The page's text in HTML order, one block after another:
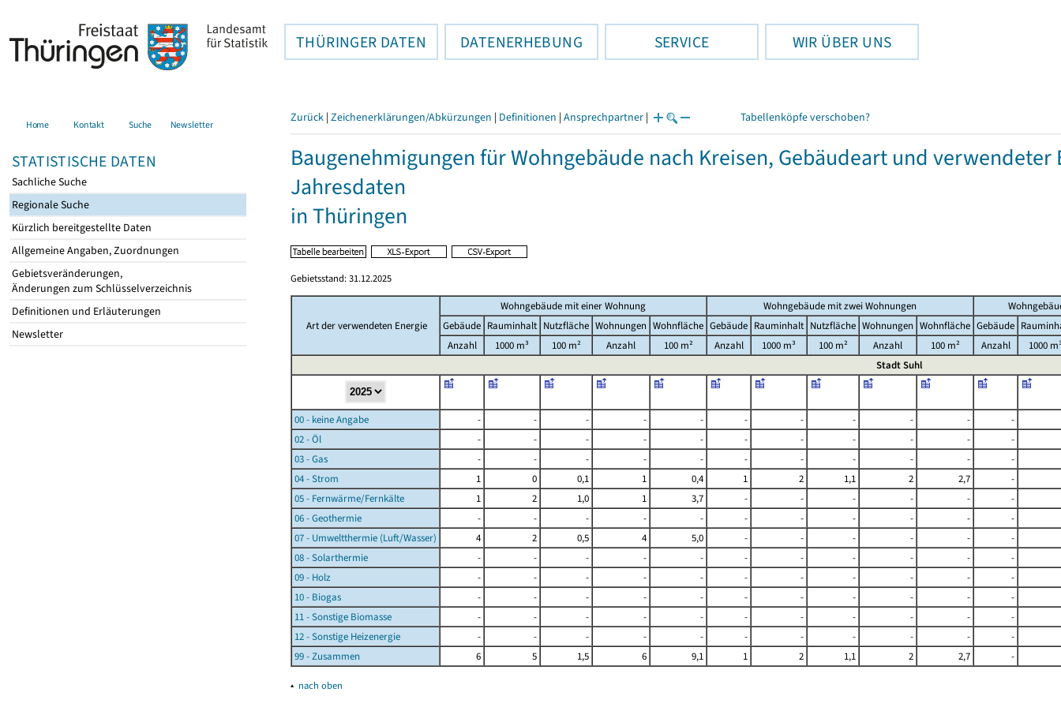
THÜRINGER DATEN DATENERHEBUNG SERVICE WIR ÜBER UNS
Home Kontakt Suche Newsletter
STATISTISCHE DATEN
Sachliche Suche
Regionale Suche
Kürzlich bereitgestellte Daten
Allgemeine Angaben, Zuordnungen
Gebietsveränderungen,
Änderungen zum Schlüsselverzeichnis
Definitionen und Erläuterungen
Newsletter
Zurück | Zeichenerklärungen/Abkürzungen | Definitionen | Ansprechpartner | Tabellenköpfe verschoben?
Baugenehmigungen für Wohngebäude nach Kreisen, Gebäudeart und
Jahresdaten
in Thüringen
Gebietsstand: 31.12.2025
Art der verwendeten Energie
Wohngebäude mit einer Wohnung Wohngebäude mit zwei Wohnungen
Gebäude Rauminhalt Nutzfläche Wohnungen Wohnfläche Gebäude Rauminhalt Nutzfläche Wohnungen Wohnfläche Gebäude
Anzahl
1000 m³ 100 m² Anzahl 100 m² Anzahl 1000 m³ 100 m² Anzahl 100 m² Anzahl
1000
Stadt Suhl
00 - keine Angabe - - - - - - - - - -
-
02 - Öl
- - - - - - - - - -
-
03 - Gas
- - - - - - - - - -
-
04 - Strom
1 0 0,1 1 0,4 1 2 1,1 2 2,7
-
05 - Fernwärme/Fernkälte
1 2 1,0 1 3,7 - - - - -
-
06 - Geothermie
- - - - - - - - - -
-
07 - Umweltthermie (Luft/Wasser)
4 2 0,5 4 5,0 - - - - -
-
08 - Solarthermie
- - - - - - - - - -
-
09 - Holz
- - - - - - - - - -
-
10 - Biogas
- - - - - - - - - -
-
11 - Sonstige Biomasse
- - - - - - - - - -
-
12 - Sonstige Heizenergie
- - - - - - - - - -
-
99 - Zusammen
6 5 1,5 6 9,1 1 2 1,1 2 2,7 -
▴ nach oben